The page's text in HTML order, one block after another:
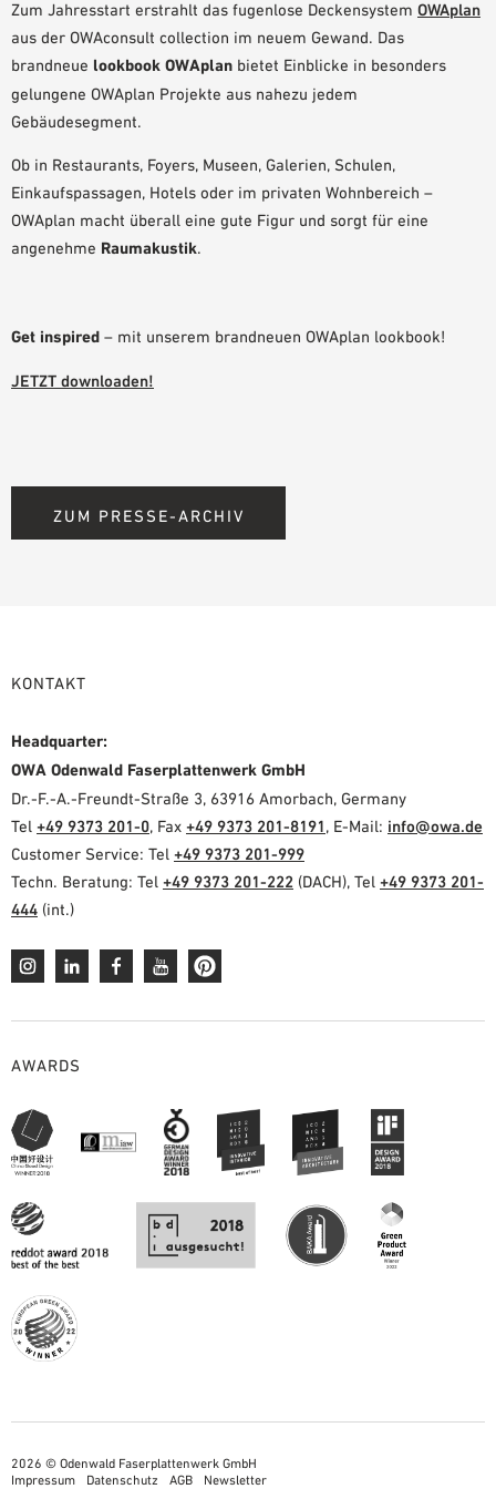
VIDEOS
OWA-SCHULUNGEN
Zum Jahresstart erstrahlt das fugenlose Deckensystem OWAplan
aus der OWAconsult collection im neuem Gewand. Das
brandneue lookbook OWAplan bietet Einblicke in besonders
gelungene OWAplan Projekte aus nahezu jedem
Gebäudesegment.
Ob in Restaurants, Foyers, Museen, Galerien, Schulen,
Einkaufspassagen, Hotels oder im privaten Wohnbereich –
OWAplan macht überall eine gute Figur und sorgt für eine
angenehme Raumakustik.
Get inspired – mit unserem brandneuen OWAplan lookbook!
JETZT downloaden!
ZUM PRESSE-ARCHIV
KONTAKT
Headquarter:
OWA Odenwald Faserplattenwerk GmbH
Dr.-F.-A.-Freundt-Straße 3, 63916 Amorbach, Germany
Tel +49 9373 201-0, Fax +49 9373 201-8191, E-Mail: info@owa.de
Customer Service: Tel +49 9373 201-999
Techn. Beratung: Tel +49 9373 201-222 (DACH), Tel +49 9373 201-
444 (int.)
AWARDS
2026 © Odenwald Faserplattenwerk GmbH
Impressum
Datenschutz AGB Newsletter